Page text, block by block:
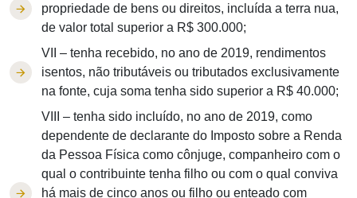
propriedade de bens ou direitos, incluída a terra nua,
de valor total superior a R$ 300.000;
VII – tenha recebido, no ano de 2019, rendimentos
isentos, não tributáveis ou tributados exclusivamente
na fonte, cuja soma tenha sido superior a R$ 40.000;
VIII – tenha sido incluído, no ano de 2019, como
dependente de declarante do Imposto sobre a Renda
da Pessoa Física como cônjuge, companheiro com o
qual o contribuinte tenha filho ou com o qual conviva
há mais de cinco anos ou filho ou enteado com